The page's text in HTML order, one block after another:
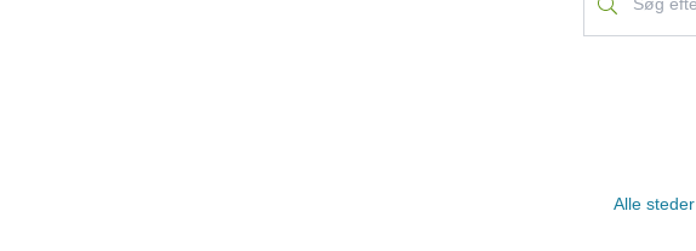
Alle steder